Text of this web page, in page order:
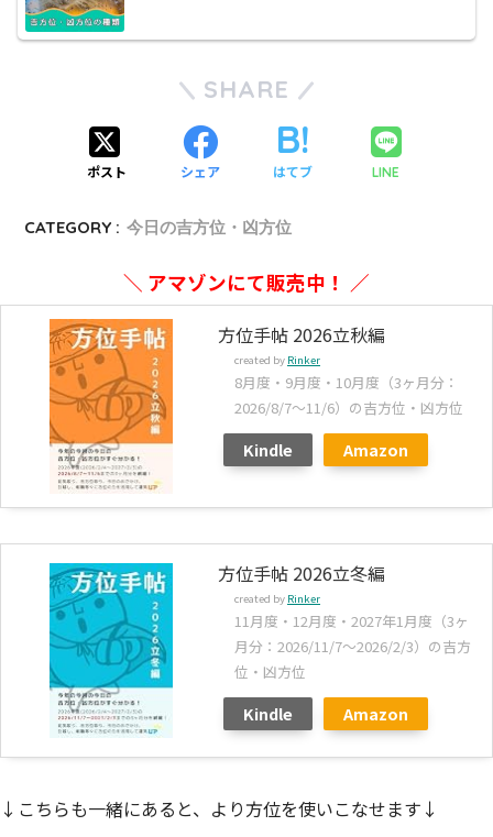
SHARE
ポスト シェア はてブ LINE
CATEGORY : 今日の吉方位・凶方位
＼ アマゾンにて販売中！ ／
方位手帖 2026立秋編
created by Rinker
8月度・9月度・10月度（3ヶ月分：
2026/8/7～11/6）の吉方位・凶方位
Kindle Amazon
方位手帖 2026立冬編
created by Rinker
11月度・12月度・2027年1月度（3ヶ
月分：2026/11/7～2026/2/3）の吉方
位・凶方位
Kindle Amazon
↓こちらも一緒にあると、より方位を使いこなせます↓